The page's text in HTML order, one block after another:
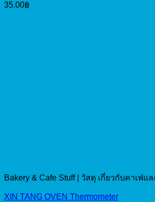
35.00฿
Bakery & Cafe Stuff | วัสดุ เกี่ยวกับคาเฟ่แล
XIN TANG OVEN Thermometer